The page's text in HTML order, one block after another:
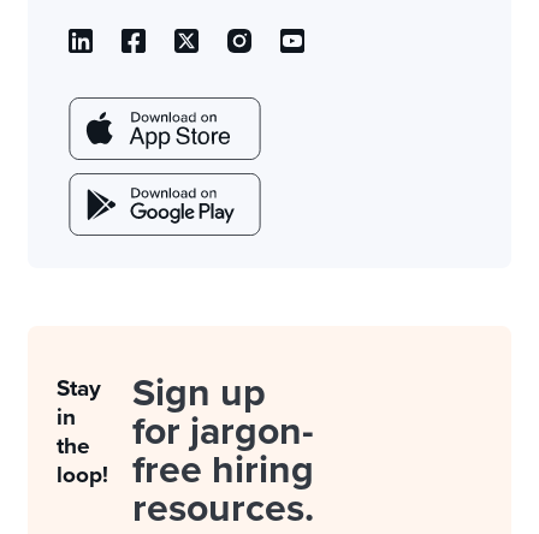
Stay
in
the
loop!
Sign up
for jargon-
free hiring
resources.